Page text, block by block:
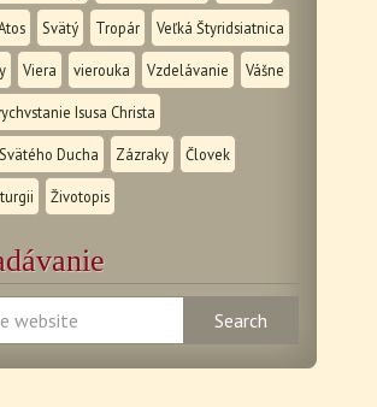
Svätý Tropár Veľká Štyridsiatnica
Viera vierouka Vzdelávanie Vášne
Isusa Christa
Ducha Zázraky Človek
Životopis